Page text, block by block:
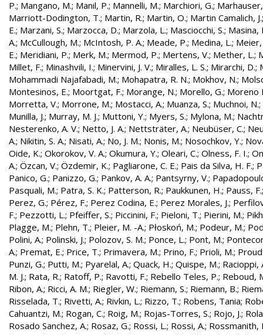
P.; Mangano, M.; Manil, P.; Mannelli, M.; Marchiori, G.;
Marriott-Dodington, T.; Martin, R.; Martin, O.; Martin Camalich, J.
E.; Marzani, S.; Marzocca, D.; Marzola, L.; Masciocchi, S.; Masina,
A.; McCullough, M.; McIntosh, P. A.; Meade, P.; Medina, L.; Meier,
E.; Meridiani, P.; Merk, M.; Mermod, P.; Mertens, V.; Mether, L.;
Millet, F.; Minashvili, I.; Minervini, J. V.; Miralles, L. S.; Mirarchi, D.;
Mohammadi Najafabadi, M.; Mohapatra, R. N.; Mokhov, N.;
Montesinos, E.; Moortgat, F.; Morange, N.; Morello, G.; Moreno
Morretta, V.; Morrone, M.; Mostacci, A.; Muanza, S.; Muchnoi, N.;
Munilla, J.; Murray, M. J.; Muttoni, Y.; Myers, S.; Mylona, M.;
Nesterenko, A. V.; Netto, J. A.; Nettsträter, A.; Neubüser, C.;
A.; Nikitin, S. A.; Nisati, A.; No, J. M.; Nonis, M.; Nosochkov, Y.;
Oide, K.; Okorokov, V. A.; Okumura, Y.; Oleari, C.; Olness, F. I.;
A.; Özcan, V.; Özdemir, K.; Pagliarone, C. E.; Pais da Silva, H. F.;
Panico, G.; Panizzo, G.; Pankov, A. A.; Pantsyrny, V.;
Pasquali, M.; Patra, S. K.; Patterson, R.; Paukkunen, H.; Pauss, F.
Perez, G.; Pérez, F.; Perez Codina, E.; Perez Morales, J.;
F.; Pezzotti, L.; Pfeiffer, S.; Piccinini, F.; Pieloni, T.; Pierini, M.;
Plagge, M.; Plehn, T.; Pleier, M. -A.; Płoskoń, M.; Podeur, M.;
Polini, A.; Polinski, J.; Polozov, S. M.; Ponce, L.; Pont, M.;
A.; Premat, E.; Price, T.; Primavera, M.; Prino, F.; Prioli, M.;
Punzi, G.; Putti, M.; Pyarelal, A.; Quack, H.; Quispe, M.; Racioppi,
M. J.; Rata, R.; Ratoff, P.; Ravotti, F.; Rebello Teles, P.; Reboud,
Ribon, A.; Ricci, A. M.; Riegler, W.; Riemann, S.; Riemann, B.;
Risselada, T.; Rivetti, A.; Rivkin, L.; Rizzo, T.; Robens, Tania;
Cahuantzi, M.; Rogan, C.; Roig, M.; Rojas-Torres, S.; Rojo, J.;
Rosado Sanchez, A.; Rosaz, G.; Rossi, L.; Rossi, A.; Rossmanith,